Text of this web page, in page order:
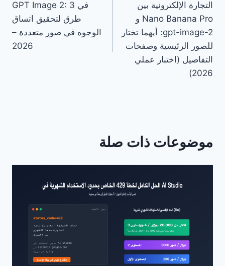
التجارة الإلكترونية بين
Nano Banana Pro و
gpt-image-2: أيهما تختار
للصور الرئيسية وصفحات
التفاصيل (اختبار عملي
2026)
في GPT Image 2: 3
طرق لتحقيق اتساق
الوجوه في صور متعددة –
2026
موضوعات ذات صلة